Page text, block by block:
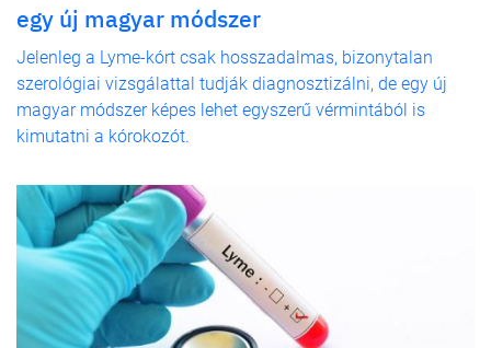
egy új magyar módszer
Jelenleg a Lyme-kórt csak hosszadalmas, bizonytalan
szerológiai vizsgálattal tudják diagnosztizálni, de egy új
magyar módszer képes lehet egyszerű vérmintából is
kimutatni a kórokozót.